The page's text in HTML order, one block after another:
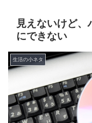
見えないけど、
にできない
生活の小ネタ